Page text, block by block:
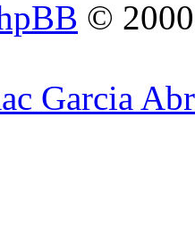
©
Garcia